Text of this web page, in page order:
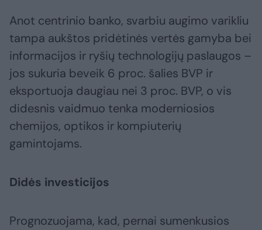
Anot centrinio banko, svarbiu augimo varikliu
tampa aukštos pridėtinės vertės gamyba bei
informacijos ir ryšių technologijų paslaugos –
jos sukuria beveik 6 proc. šalies BVP ir
eksportuoja daugiau nei 3 proc. BVP, o vis
didesnis vaidmuo tenka moderniosios
chemijos, optikos ir kompiuterių
gamintojams.
Didės investicijos
Prognozuojama, kad, pernai sumenkusios